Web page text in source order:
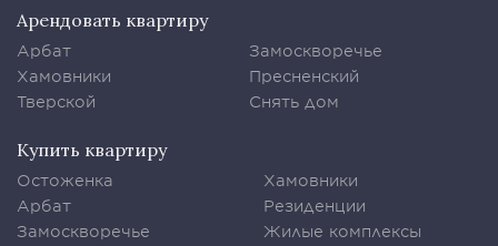
Арендовать квартиру
Арбат
Хамовники
Тверской
Замоскворечье
Пресненский
Снять дом
Купить квартиру
Остоженка
Арбат
Замоскворечье
Хамовники
Резиденции
Жилые комплексы